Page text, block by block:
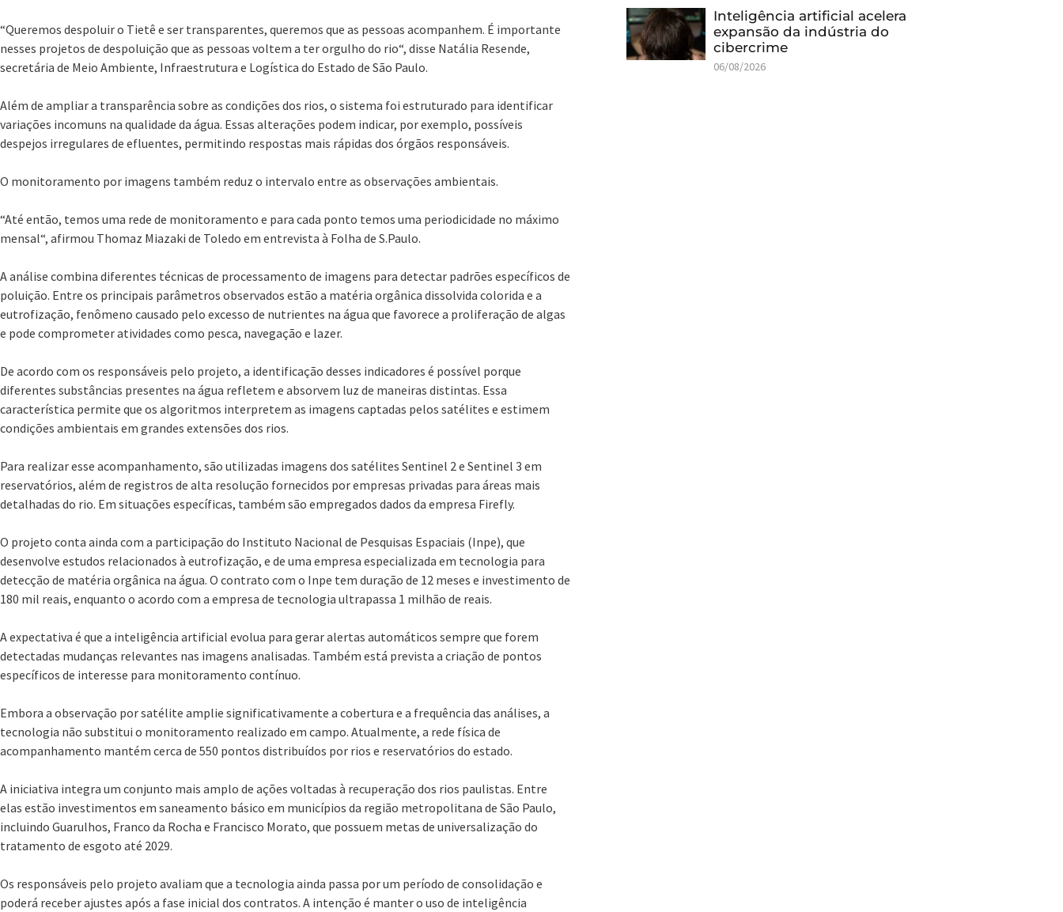
“Queremos despoluir o Tietê e ser transparentes, queremos que as pessoas acompanhem. É importante
nesses projetos de despoluição que as pessoas voltem a ter orgulho do rio“, disse Natália Resende,
secretária de Meio Ambiente, Infraestrutura e Logística do Estado de São Paulo.
Além de ampliar a transparência sobre as condições dos rios, o sistema foi estruturado para identificar
variações incomuns na qualidade da água. Essas alterações podem indicar, por exemplo, possíveis
despejos irregulares de efluentes, permitindo respostas mais rápidas dos órgãos responsáveis.
O monitoramento por imagens também reduz o intervalo entre as observações ambientais.
“Até então, temos uma rede de monitoramento e para cada ponto temos uma periodicidade no máximo
mensal“, afirmou Thomaz Miazaki de Toledo em entrevista à Folha de S.Paulo.
A análise combina diferentes técnicas de processamento de imagens para detectar padrões específicos de
poluição. Entre os principais parâmetros observados estão a matéria orgânica dissolvida colorida e a
eutrofização, fenômeno causado pelo excesso de nutrientes na água que favorece a proliferação de algas
e pode comprometer atividades como pesca, navegação e lazer.
De acordo com os responsáveis pelo projeto, a identificação desses indicadores é possível porque
diferentes substâncias presentes na água refletem e absorvem luz de maneiras distintas. Essa
característica permite que os algoritmos interpretem as imagens captadas pelos satélites e estimem
condições ambientais em grandes extensões dos rios.
Para realizar esse acompanhamento, são utilizadas imagens dos satélites Sentinel 2 e Sentinel 3 em
reservatórios, além de registros de alta resolução fornecidos por empresas privadas para áreas mais
detalhadas do rio. Em situações específicas, também são empregados dados da empresa Firefly.
O projeto conta ainda com a participação do Instituto Nacional de Pesquisas Espaciais (Inpe), que
desenvolve estudos relacionados à eutrofização, e de uma empresa especializada em tecnologia para
detecção de matéria orgânica na água. O contrato com o Inpe tem duração de 12 meses e investimento de
180 mil reais, enquanto o acordo com a empresa de tecnologia ultrapassa 1 milhão de reais.
A expectativa é que a inteligência artificial evolua para gerar alertas automáticos sempre que forem
detectadas mudanças relevantes nas imagens analisadas. Também está prevista a criação de pontos
específicos de interesse para monitoramento contínuo.
Embora a observação por satélite amplie significativamente a cobertura e a frequência das análises, a
tecnologia não substitui o monitoramento realizado em campo. Atualmente, a rede física de
acompanhamento mantém cerca de 550 pontos distribuídos por rios e reservatórios do estado.
A iniciativa integra um conjunto mais amplo de ações voltadas à recuperação dos rios paulistas. Entre
elas estão investimentos em saneamento básico em municípios da região metropolitana de São Paulo,
incluindo Guarulhos, Franco da Rocha e Francisco Morato, que possuem metas de universalização do
tratamento de esgoto até 2029.
Os responsáveis pelo projeto avaliam que a tecnologia ainda passa por um período de consolidação e
poderá receber ajustes após a fase inicial dos contratos. A intenção é manter o uso de inteligência
Inteligência artificial acelera
expansão da indústria do
cibercrime
06/08/2026